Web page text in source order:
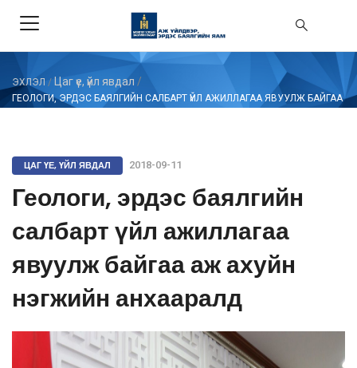
ЭХЛЭЛ / Цаг үе, үйл явдал /
ГЕОЛОГИ, ЭРДЭС БАЯЛГИЙН САЛБАРТ ҮЙЛ АЖИЛЛАГАА ЯВУУЛЖ БАЙГАА
ЦАГ ҮЕ, ҮЙЛ ЯВДАЛ 2018-09-11
Геологи, эрдэс баялгийн
салбарт үйл ажиллагаа
явуулж байгаа аж ахуйн
нэгжийн анхааралд